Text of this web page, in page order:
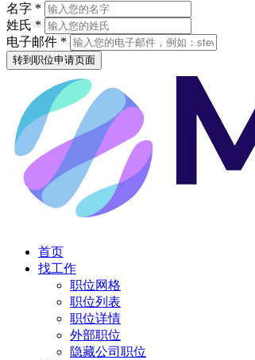
名字 *
姓氏 *
电子邮件 *
转到职位申请页面
首页
找工作
职位网格
职位列表
职位详情
外部职位
隐藏公司职位